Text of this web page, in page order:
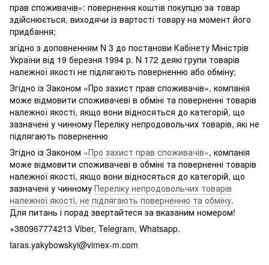
прав споживачів»: повернення коштів покупцю за товар
здійснюється, виходячи із вартості товару на момент його
придбання;
згідно з доповненням N 3 до постанови Кабінету Міністрів
України від 19 березня 1994 р. N 172 деякі групи товарів
належної якості не підлягають поверненню або обміну;
Згідно із Законом «Про захист прав споживачів», компанія
може відмовити споживачеві в обміні та поверненні товарів
належної якості, якщо вони відносяться до категорій, що
зазначені у чинному Переліку непродовольчих товарів, які не
підлягають поверненню
Згідно із Законом «Про захист прав споживачів», компанія
може відмовити споживачеві в обміні та поверненні товарів
належної якості, якщо вони відносяться до категорій, що
зазначені у чинному Переліку непродовольчих товарів
належної якості, не підлягають поверненню та обміну.
Для питань і порад звертайтеся за вказаним номером!
+380967774213 Viber, Telegram, Whatsapp.
taras.yakybowskyi@vimex-m.com